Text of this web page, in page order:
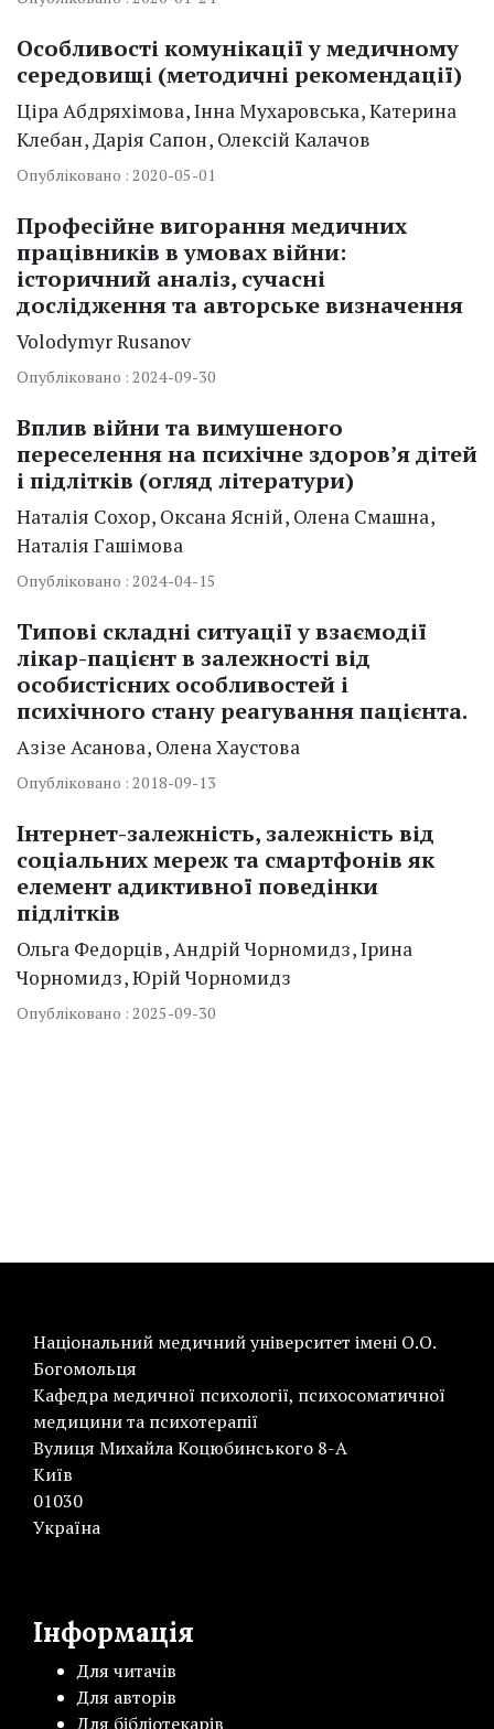
Особливості комунікації у медичному
середовищі (методичні рекомендації)
ЦіраАбдряхімова ІннаМухаровська Катерина
Клебан Дарія Сапон Олексій Калачов
Опубліковано : 2020-05-01
Професійне вигорання медичних
працівників в умовах війни:
історичний аналіз, сучасні
дослідження та авторське визначення
VolodymyrRusanov
Опубліковано : 2024-09-30
Вплив війни та вимушеного
переселення на психічне здоров’я дітей
і підлітків (огляд літератури)
Наталія Сохор ОксанаЯсній Олена Смашна
Наталія Гашімова
Опубліковано : 2024-04-15
Типові складні ситуації у взаємодії
лікар-пацієнт в залежності від
особистісних особливостей і
психічного стану реагування пацієнта.
Азізе Асанова ОленаХаустова
Опубліковано : 2018-09-13
Інтернет-залежність, залежність від
соціальних мереж та смартфонів як
елемент адиктивної поведінки
підлітків
Ольга Федорців Андрій Чорномидз Ірина
Чорномидз Юрій Чорномидз
Опубліковано : 2025-09-30
Національний медичний університет імені О.О.
Богомольця
Кафедра медичної психології, психосоматичної
медицини та психотерапії
Вулиця Михайла Коцюбинського 8-А
Київ
01030
Україна
Інформація
Для читачів
Для авторів
Для бібліотекарів